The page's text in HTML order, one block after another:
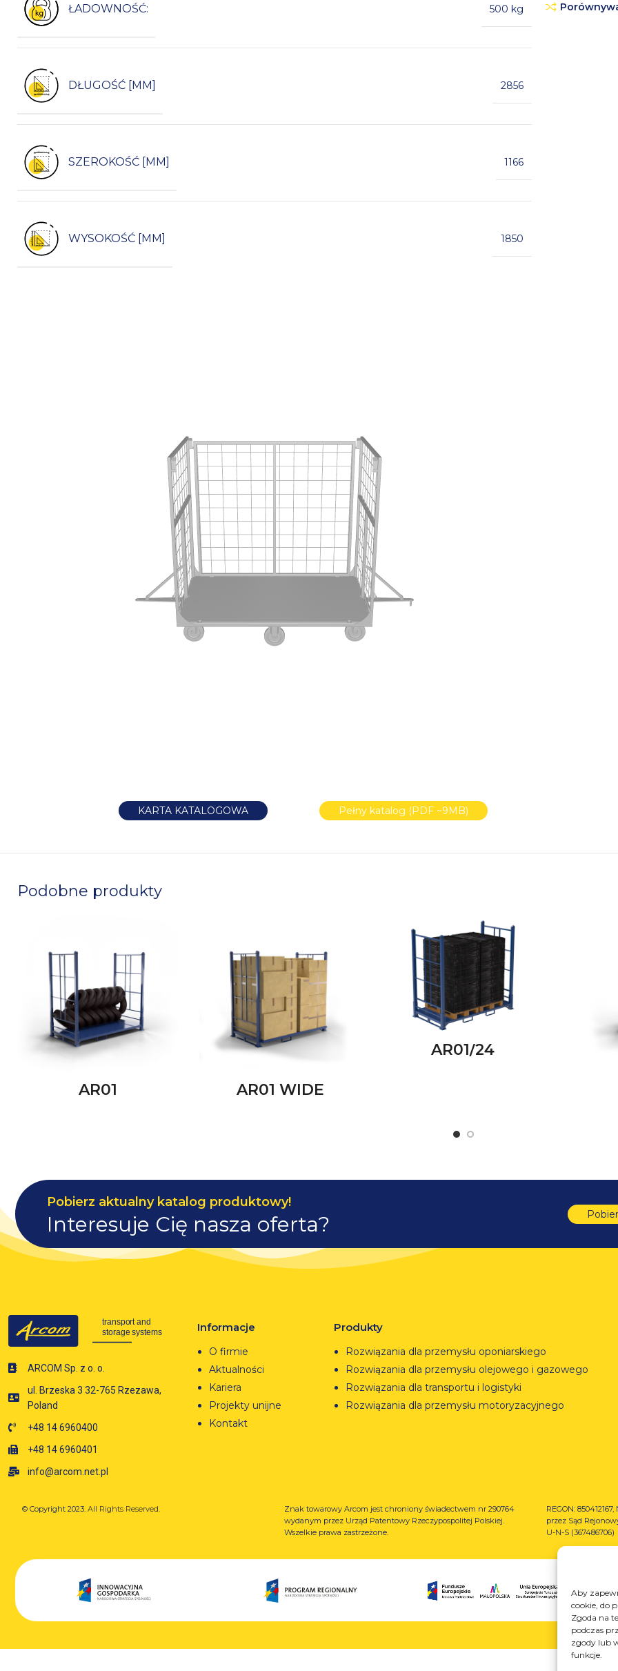
Aby
cookie, do
Zgoda na
podczas
zgody lub
funkcje.
ŁADOWNOŚĆ: 500 kg
DŁUGOŚĆ [MM] 2856
SZEROKOŚĆ [MM] 1166
WYSOKOŚĆ [MM] 1850
KARTA KATALOGOWA Pełny katalog (PDF ~9MB)
Podobne produkty
AR01 AR01 WIDE
AR01/24
Pobierz aktualny katalog produktowy!
Interesuje Cię nasza oferta?
ARCOM Sp. z o. o.
ul. Brzeska 3 32-765 Rzezawa,
Poland
+48 14 6960400
+48 14 6960401
info@arcom.net.pl
Informacje
O firmie
Aktualności
Kariera
Projekty unijne
Kontakt
Produkty
Rozwiązania dla przemysłu oponiarskiego
Rozwiązania dla przemysłu olejowego i gazowego
Rozwiązania dla transportu i logistyki
Rozwiązania dla przemysłu motoryzacyjnego
© Copyright 2023. All Rights Reserved.
Znak towarowy Arcom jest chroniony świadectwem nr 290764
wydanym przez Urząd Patentowy Rzeczypospolitej Polskiej.
Wszelkie prawa zastrzeżone.
REGON:
przez Sąd
U-N-S (367486706)